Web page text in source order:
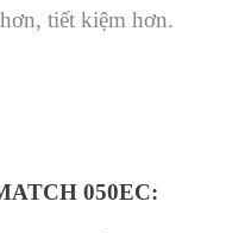
tiết kiệm hơn.
050EC: